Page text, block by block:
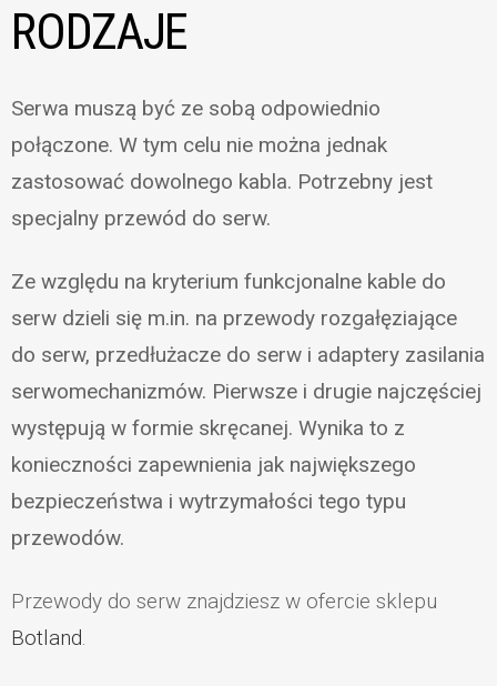
RODZAJE
Serwa muszą być ze sobą odpowiednio
połączone. W tym celu nie można jednak
zastosować dowolnego kabla. Potrzebny jest
specjalny przewód do serw.
Ze względu na kryterium funkcjonalne kable do
serw dzieli się m.in. na przewody rozgałęziające
do serw, przedłużacze do serw i adaptery zasilania
serwomechanizmów. Pierwsze i drugie najczęściej
występują w formie skręcanej. Wynika to z
konieczności zapewnienia jak największego
bezpieczeństwa i wytrzymałości tego typu
przewodów.
Przewody do serw znajdziesz w ofercie sklepu
Botland.